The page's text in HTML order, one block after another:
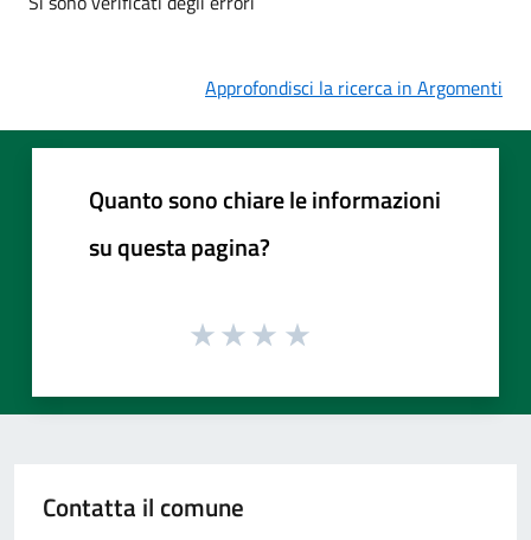
Approfondisci la ricerca in Argomenti
Quanto sono chiare le informazioni
su questa pagina?
Contatta il comune